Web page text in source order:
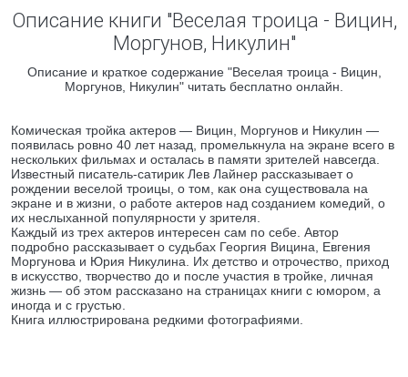
Описание книги "Веселая троица - Вицин,
Моргунов, Никулин"
Описание и краткое содержание "Веселая троица - Вицин,
Моргунов, Никулин" читать бесплатно онлайн.
Комическая тройка актеров — Вицин, Моргунов и Никулин —
появилась ровно 40 лет назад, промелькнула на экране всего в
нескольких фильмах и осталась в памяти зрителей навсегда.
Известный писатель-сатирик Лев Лайнер рассказывает о
рождении веселой троицы, о том, как она существовала на
экране и в жизни, о работе актеров над созданием комедий, о
их неслыханной популярности у зрителя.
Каждый из трех актеров интересен сам по себе. Автор
подробно рассказывает о судьбах Георгия Вицина, Евгения
Моргунова и Юрия Никулина. Их детство и отрочество, приход
в искусство, творчество до и после участия в тройке, личная
жизнь — об этом рассказано на страницах книги с юмором, а
иногда и с грустью.
Книга иллюстрирована редкими фотографиями.